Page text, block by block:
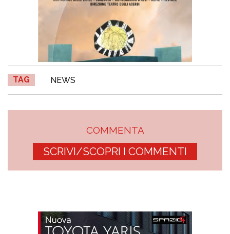
TAG NEWS
COMMENTA
SCRIVI/SCOPRI I COMMENTI